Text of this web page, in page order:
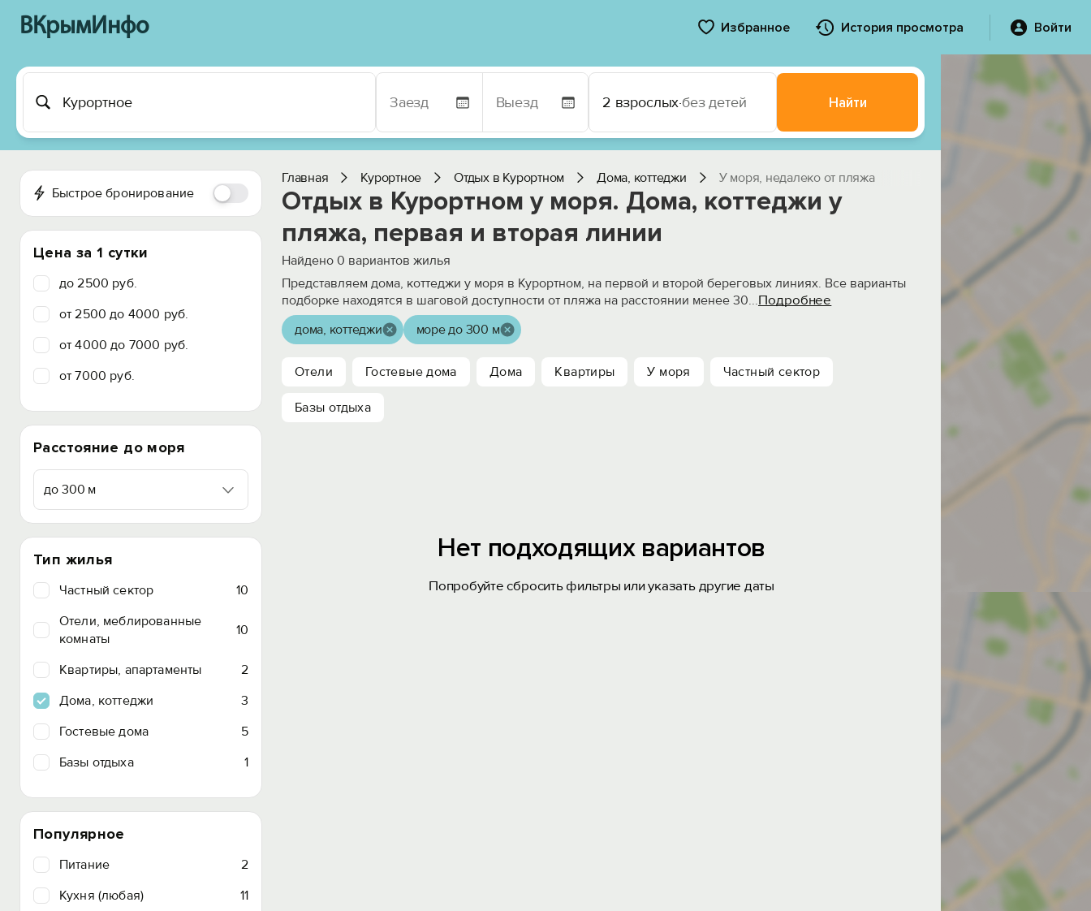
ВКрымИнфо Избранное История просмотра Войти
2 взрослых·без детей Найти
Быстрое бронирование
Цена за 1 сутки
до 2500 руб.
от 2500 до 4000 руб.
от 4000 до 7000 руб.
от 7000 руб.
Расстояние до моря
до 300 м
Тип жилья
Частный сектор
10
Отели, меблированные
комнаты
10
Квартиры, апартаменты
2
Дома, коттеджи
3
Гостевые дома
5
Базы отдыха
1
Популярное
Питание
2
Кухня (любая)
11
Главная Курортное Отдых в Курортном Дома, коттеджи У моря, недалеко от пляжа
Отдых в Курортном у моря. Дома, коттеджи у
пляжа, первая и вторая линии
Найдено 0 вариантов жилья
Представляем дома, коттеджи у моря в Курортном, на первой и второй береговых линиях. Все варианты
подборке находятся в шаговой доступности от пляжа на расстоянии менее 30...Подробнее
дома, коттеджи море до 300 м
Отели Гостевые дома Дома Квартиры У моря Частный сектор
Базы отдыха
Нет подходящих вариантов
Попробуйте сбросить фильтры или указать другие даты